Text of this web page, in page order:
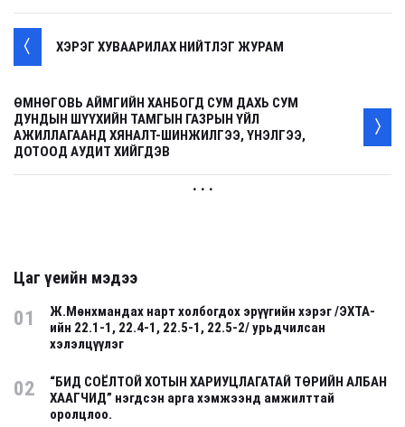
ХЭРЭГ ХУВААРИЛАХ НИЙТЛЭГ ЖУРАМ
ӨМНӨГОВЬ АЙМГИЙН ХАНБОГД СУМ ДАХЬ СУМ
ДУНДЫН ШҮҮХИЙН ТАМГЫН ГАЗРЫН ҮЙЛ
АЖИЛЛАГААНД ХЯНАЛТ-ШИНЖИЛГЭЭ, ҮНЭЛГЭЭ,
ДОТООД АУДИТ ХИЙГДЭВ
. . .
Цаг үеийн мэдээ
01
Ж.Мөнхмандах нарт холбогдох эрүүгийн хэрэг /ЭХТА-
ийн 22.1-1, 22.4-1, 22.5-1, 22.5-2/ урьдчилсан
хэлэлцүүлэг
02
“БИД СОЁЛТОЙ ХОТЫН ХАРИУЦЛАГАТАЙ ТӨРИЙН АЛБАН
ХААГЧИД” нэгдсэн арга хэмжээнд амжилттай
оролцлоо.